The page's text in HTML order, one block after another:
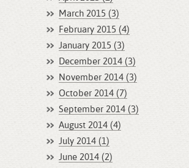
March 2015 (3)
February 2015 (4)
January 2015 (3)
December 2014 (3)
November 2014 (3)
October 2014 (7)
September 2014 (3)
August 2014 (4)
July 2014 (1)
June 2014 (2)